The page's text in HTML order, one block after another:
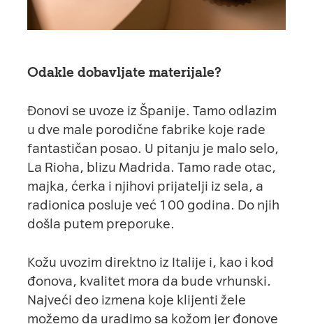
Odakle dobavljate materijale?
Đonovi se uvoze iz Španije. Tamo odlazim
u dve male porodične fabrike koje rade
fantastičan posao. U pitanju je malo selo,
La Rioha, blizu Madrida. Tamo rade otac,
majka, ćerka i njihovi prijatelji iz sela, a
radionica posluje već 100 godina. Do njih
došla putem preporuke.
Kožu uvozim direktno iz Italije i, kao i kod
đonova, kvalitet mora da bude vrhunski.
Najveći deo izmena koje klijenti žele
možemo da uradimo sa kožom jer đonove